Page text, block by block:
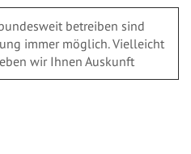
betreiben sind
immer möglich. Vielleicht
wir Ihnen Auskunft